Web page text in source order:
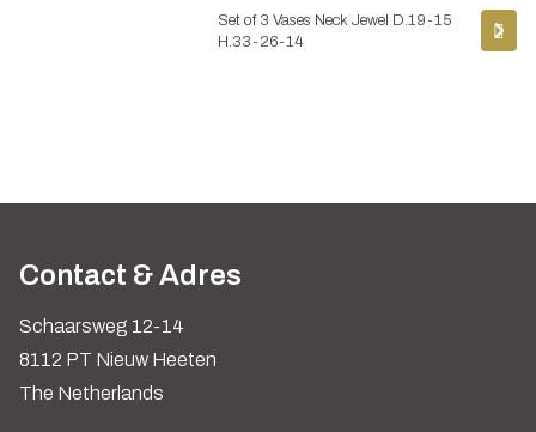
Set of 3 Vases Neck Jewel D.19-15
H.33-26-14
Contact & Adres
Schaarsweg 12-14
8112 PT Nieuw Heeten
The Netherlands